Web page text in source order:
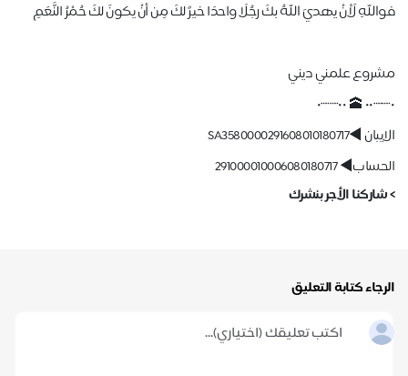
فواللهِ لَأنْ يهديَ اللهُ بكَ رجُلًا واحدًا خيرٌ لكَ مِن أنْ يكونَ لكَ حُمْرُ النَّعَمِ
مشروع علمني ديني
•┈┈•• 🕋 ••┈┈•
الايبان ◀️SA3580000291608010180717
الحساب◀️ 291000010006080180717
> شاركنا الأجر بنشرك
الرجاء كتابة التعليق